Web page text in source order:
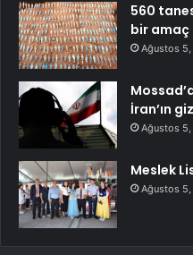
560
bir amaç
Ağustos
İran’ın
Ağustos
Meslek
Ağustos